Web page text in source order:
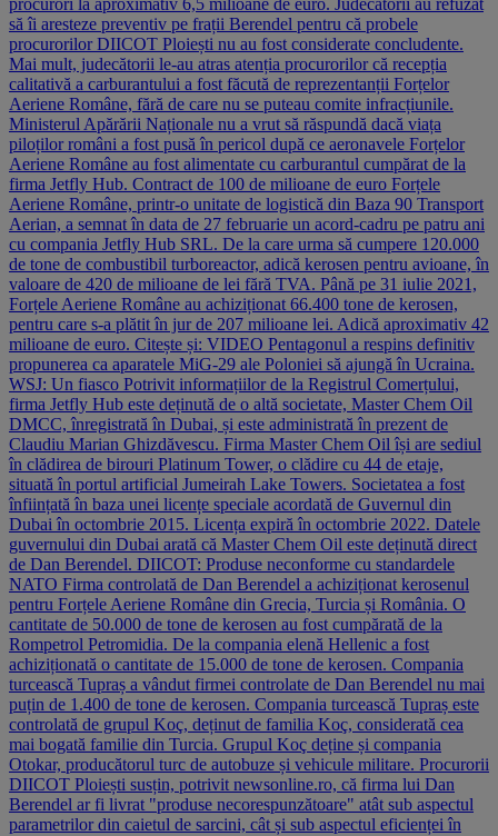
procurori la aproximativ 6,5 milioane de euro. Judecătorii au refuzat
să îi aresteze preventiv pe frații Berendel pentru că probele
procurorilor DIICOT Ploiești nu au fost considerate concludente.
Mai mult, judecătorii le-au atras atenția procurorilor că recepția
calitativă a carburantului a fost făcută de reprezentanții Forțelor
Aeriene Române, fără de care nu se puteau comite infracțiunile.
Ministerul Apărării Naționale nu a vrut să răspundă dacă viața
piloților români a fost pusă în pericol după ce aeronavele Forțelor
Aeriene Române au fost alimentate cu carburantul cumpărat de la
firma Jetfly Hub. Contract de 100 de milioane de euro Forțele
Aeriene Române, printr-o unitate de logistică din Baza 90 Transport
Aerian, a semnat în data de 27 februarie un acord-cadru pe patru ani
cu compania Jetfly Hub SRL. De la care urma să cumpere 120.000
de tone de combustibil turboreactor, adică kerosen pentru avioane, în
valoare de 420 de milioane de lei fără TVA. Până pe 31 iulie 2021,
Forțele Aeriene Române au achiziționat 66.400 tone de kerosen,
pentru care s-a plătit în jur de 207 milioane lei. Adică aproximativ 42
milioane de euro. Citește și: VIDEO Pentagonul a respins definitiv
propunerea ca aparatele MiG-29 ale Poloniei să ajungă în Ucraina.
WSJ: Un fiasco Potrivit informațiilor de la Registrul Comerțului,
firma Jetfly Hub este deținută de o altă societate, Master Chem Oil
DMCC, înregistrată în Dubai, și este administrată în prezent de
Claudiu Marian Ghizdăvescu. Firma Master Chem Oil își are sediul
în clădirea de birouri Platinum Tower, o clădire cu 44 de etaje,
situată în portul artificial Jumeirah Lake Towers. Societatea a fost
înființată în baza unei licențe speciale acordată de Guvernul din
Dubai în octombrie 2015. Licența expiră în octombrie 2022. Datele
guvernului din Dubai arată că Master Chem Oil este deținută direct
de Dan Berendel. DIICOT: Produse neconforme cu standardele
NATO Firma controlată de Dan Berendel a achiziționat kerosenul
pentru Forțele Aeriene Române din Grecia, Turcia și România. O
cantitate de 50.000 de tone de kerosen au fost cumpărată de la
Rompetrol Petromidia. De la compania elenă Hellenic a fost
achiziționată o cantitate de 15.000 de tone de kerosen. Compania
turcească Tupraș a vândut firmei controlate de Dan Berendel nu mai
puțin de 1.400 de tone de kerosen. Compania turcească Tupraș este
controlată de grupul Koç, deținut de familia Koç, considerată cea
mai bogată familie din Turcia. Grupul Koç deține și compania
Otokar, producătorul turc de autobuze și vehicule militare. Procurorii
DIICOT Ploiești susțin, potrivit newsonline.ro, că firma lui Dan
Berendel ar fi livrat "produse necorespunzătoare" atât sub aspectul
parametrilor din caietul de sarcini, cât și sub aspectul eficienței în